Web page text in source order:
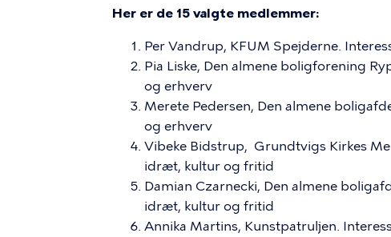
Her er de 15 valgte medlemmer:
Per Vandrup, KFUM Spejderne.
Pia Liske, Den almene boligforening
og erhverv
Merete Pedersen, Den almene
og erhverv
Vibeke Bidstrup, Grundtvigs Kirkes
idræt, kultur og fritid
Damian Czarnecki, Den almene
idræt, kultur og fritid
Annika Martins, Kunstpatruljen.